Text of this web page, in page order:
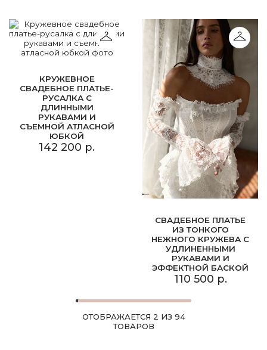
КРУЖЕВНОЕ
СВАДЕБНОЕ ПЛАТЬЕ-
РУСАЛКА С
ДЛИННЫМИ
РУКАВАМИ И
СЪЕМНОЙ АТЛАСНОЙ
ЮБКОЙ
142 200 р.
СВАДЕБНОЕ ПЛАТЬЕ
ИЗ ТОНКОГО
НЕЖНОГО КРУЖЕВА С
УДЛИНЕННЫМИ
РУКАВАМИ И
ЭФФЕКТНОЙ БАСКОЙ
110 500 р.
ОТОБРАЖАЕТСЯ 2 ИЗ 94
ТОВАРОВ